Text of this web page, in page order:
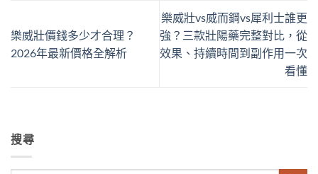
樂威壯價錢多少才合理？
2026年最新價格全解析
樂威壯vs威而鋼vs犀利士誰更
強？三款壯陽藥完整對比，從
效果、持續時間到副作用一次
看懂
搜尋